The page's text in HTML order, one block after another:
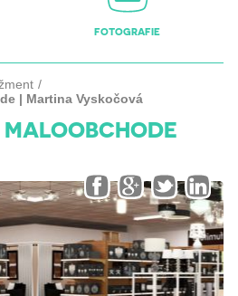
FOTOGRAFIE
| Martina Vyskočová